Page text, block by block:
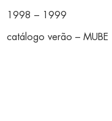
1998 – 1999
catálogo verão – MUBE